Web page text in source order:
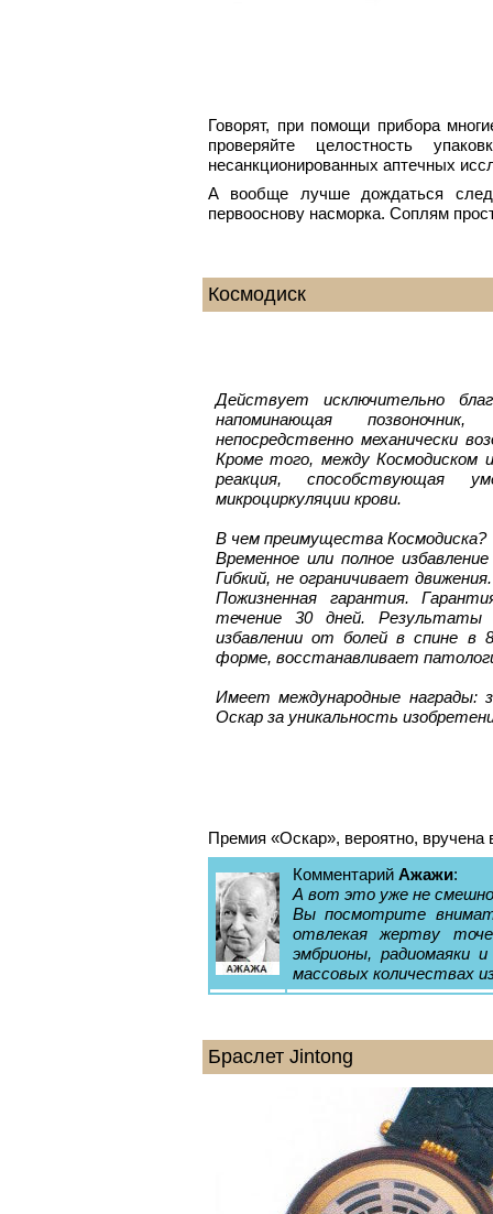
Говорят, при помощи прибора
проверяйте целостность
несанкционированных аптечных
А вообще лучше дождаться
первооснову насморка. Соплям
Космодиск
Действует исключительно
напоминающая
непосредственно механически
Кроме того, между Космодиском
реакция, способствующая
микроциркуляции крови.
В чем преимущества Космодиска?
Временное или полное
Гибкий, не ограничивает
Пожизненная гарантия.
течение 30 дней. Результаты
избавлении от болей в спине в
форме, восстанавливает
Имеет международные награды:
Оскар за уникальность
Премия «Оскар», вероятно,
Комментарий Ажажи:
А вот это уже не
Вы посмотрите
отвлекая жертву
эмбрионы, радиомаяки
массовых количествах
Браслет Jintong